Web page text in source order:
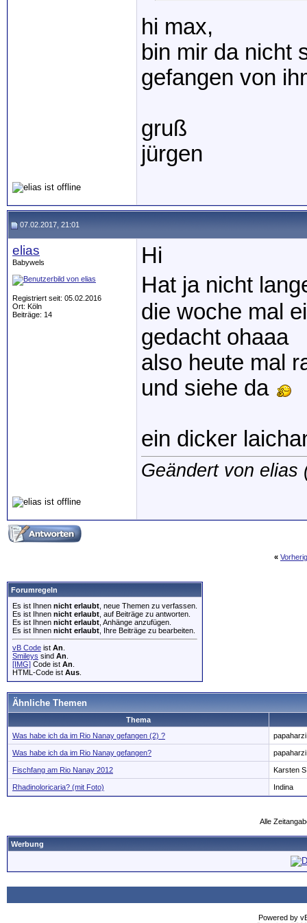
hi max,
bin mir da nicht
gefangen von
gruß
jürgen
07.02.2017, 21:01
elias
Babywels
Registriert seit: 05.02.2016
Ort: Köln
Beiträge: 14
Hi
Hat ja nicht
die woche mal
gedacht ohaaa
also heute mal
und siehe da
ein dicker
Geändert von
«
Forumregeln
Es ist Ihnen nicht erlaubt , neue Themen zu verfassen.
Es ist Ihnen nicht erlaubt , auf Beiträge zu antworten.
Es ist Ihnen nicht erlaubt , Anhänge anzufügen.
Es ist Ihnen nicht erlaubt , Ihre Beiträge zu bearbeiten.
vB Code ist An
Smileys sind An
[IMG] Code ist An
HTML-Code ist Aus
Ähnliche Themen
Thema
Was habe ich da im Rio Nanay gefangen (2) ?
papaharzi
Was habe ich da im Rio Nanay gefangen? papaharzi
Fischfang am Rio Nanay 2012 Karsten
Rhadinoloricaria? (mit Foto) Indina
Alle
Werbung
Powered by